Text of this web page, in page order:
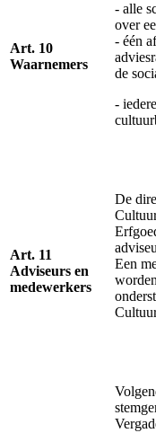
Art. 10
Waarnemers
- alle
over
- één
de
-
Art. 11
Adviseurs en
medewerkers
De
Een